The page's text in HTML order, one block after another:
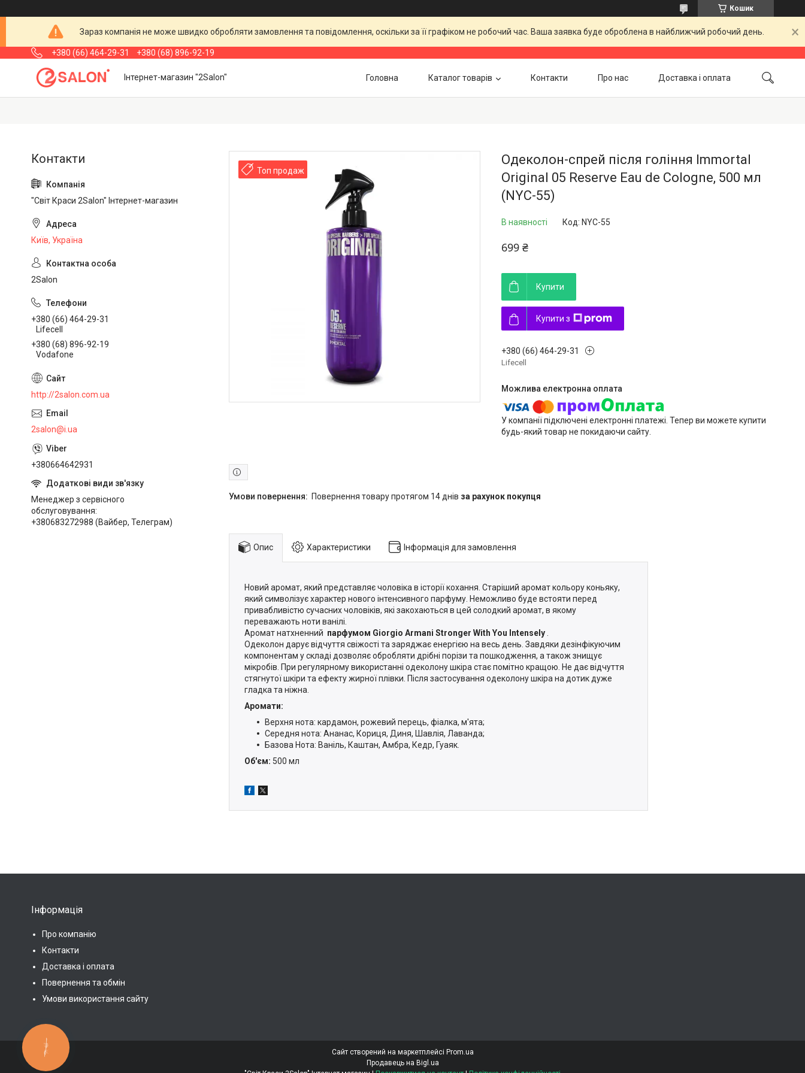
Кошик
Зараз компанія не може швидко обробляти замовлення та повідомлення, оскільки за її графіком не робочий час. Ваша заявка буде оброблена в найближчий робочий день.
+380 (66) 464-29-31 +380 (68) 896-92-19
Інтернет-магазин "2Salon" Головна Каталог товарів Контакти Про нас Доставка і оплата
Топ продаж
Одеколон-спрей після гоління Immortal
Original 05 Reserve Eau de Cologne, 500 мл
(NYC-55)
В наявності Код: NYC-55
699 ₴
Купити
Купити з
+380 (66) 464-29-31
Lifecell
У компанії підключені електронні платежі. Тепер ви можете купити
будь-який товар не покидаючи сайту.
повернення товару протягом 14 днів за рахунок покупця
Опис Характеристики Інформація для замовлення
Новий аромат, який представляє чоловіка в історії кохання. Старіший аромат кольору коньяку,
який символізує характер нового інтенсивного парфуму. Неможливо буде встояти перед
привабливістю сучасних чоловіків, які закохаються в цей солодкий аромат, в якому
переважають ноти ванілі.
Аромат натхненний парфумом Giorgio Armani Stronger With You Intensely.
Одеколон дарує відчуття свіжості та заряджає енергією на весь день. Завдяки дезінфікуючим
компонентам у складі дозволяє обробляти дрібні порізи та пошкодження, а також знищує
мікробів. При регулярному використанні одеколону шкіра стає помітно кращою. Не дає відчуття
стягнутої шкіри та ефекту жирної плівки. Після застосування одеколону шкіра на дотик дуже
гладка та ніжна.
Аромати:
Верхня нота: кардамон, рожевий перець, фіалка, м'ята;
Середня нота: Ананас, Кориця, Диня, Шавлія, Лаванда;
Базова Нота: Ваніль, Каштан, Амбра, Кедр, Гуаяк.
Об'єм: 500 мл
"Світ Краси 2Salon" Інтернет-магазин
Київ, Україна
2Salon
+380 (66) 464-29-31
Lifecell
+380 (68) 896-92-19
Vodafone
http://2salon.com.ua
2salon@i.ua
+380664642931
Менеджер з сервісного
обслуговування
+380683272988 (Вайбер, Телеграм)
Інформація
Про компанію
Контакти
Доставка і оплата
Повернення та обмін
Умови використання сайту
Сайт створений на маркетплейсі Prom.ua
Продавець на Bigl.ua
КНОПКА
ЗВ'ЯЗКУ